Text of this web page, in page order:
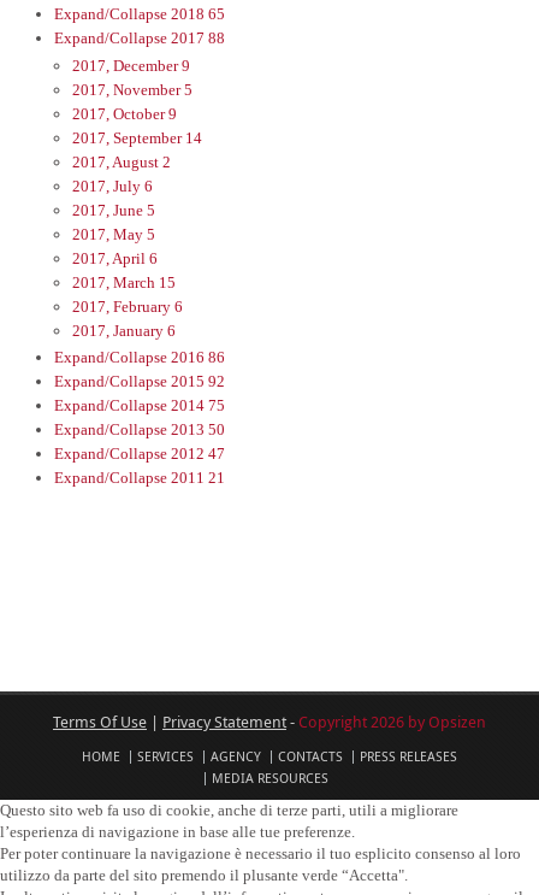
Expand/Collapse 2018 65
Expand/Collapse 2017 88
2017, December9
2017, November5
2017, October9
2017, September 14
2017, August 2
2017, July 6
2017, June 5
2017, May 5
2017, April 6
2017, March 15
2017, February 6
2017, January 6
Expand/Collapse 2016 86
Expand/Collapse 2015 92
Expand/Collapse 2014 75
Expand/Collapse 2013 50
Expand/Collapse 2012 47
Expand/Collapse 2011 21
Terms Of Use | Privacy Statement-Copyright 2026 by Opsizen
HOME SERVICES AGENCY CONTACTS
PRESS RELEASES
MEDIA RESOURCES
Questo sito web fa uso di cookie, anche di terze parti, utili a migliorare
l’esperienza di navigazione in base alle tue preferenze.
Per poter continuare la navigazione è necessario il tuo esplicito consenso al loro
utilizzo da parte del sito premendo il plusante verde “Accetta".